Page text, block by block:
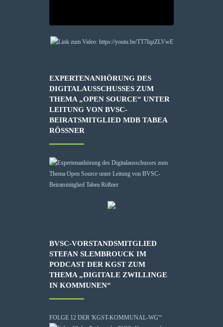
EXPERTENANHÖRUNG DES
DIGITALAUSSCHUSSES ZUM
THEMA „OPEN SOURCE“ UNTER
LEITUNG VON BVSC-
BEIRATSMITGLIED MDB TABEA
RÖSSNER
BVSC-VORSTANDSMITGLIED
STEFAN SLEMBROUCK IM
PODCAST DER KGST ZUM
THEMA „DIGITALE ZWILLINGE
IN KOMMUNEN“
FOLGE 12 DER 'KGST-KOMMUNAL-WG'“